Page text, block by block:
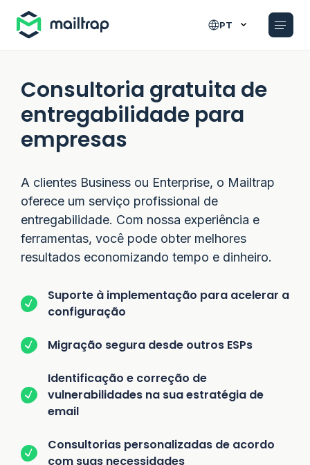
PT
Consultoria gratuita de
entregabilidade para
empresas
A clientes Business ou Enterprise, o Mailtrap
oferece um serviço profissional de
entregabilidade. Com nossa experiência e
ferramentas, você pode obter melhores
resultados economizando tempo e dinheiro.
Suporte à implementação para acelerar a
configuração
Migração segura desde outros ESPs
Identificação e correção de
vulnerabilidades na sua estratégia de
email
Consultorias personalizadas de acordo
com suas necessidades